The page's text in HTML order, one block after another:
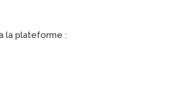
la plateforme :